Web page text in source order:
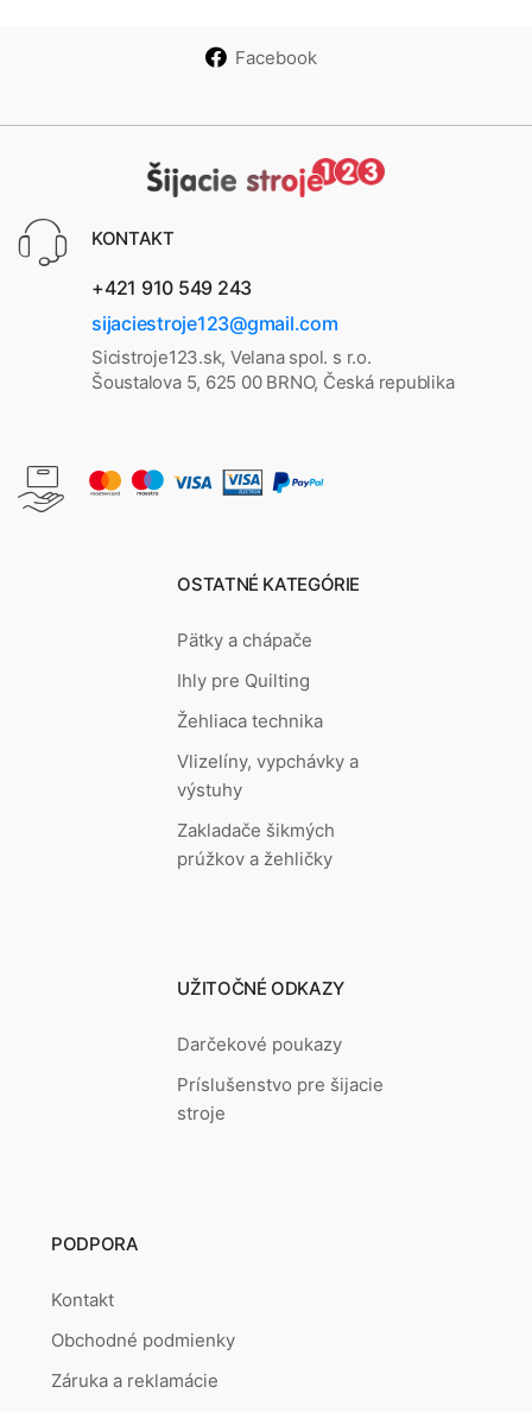
Facebook
KONTAKT
+421 910 549 243
sijaciestroje123@gmail.com
Sicistroje123.sk, Velana spol. s r.o.
Šoustalova 5, 625 00 BRNO, Česká republika
OSTATNÉ KATEGÓRIE
Pätky a chápače
Ihly pre Quilting
Žehliaca technika
Vlizelíny, vypchávky a
výstuhy
Zakladače šikmých
prúžkov a žehličky
UŽITOČNÉ ODKAZY
Darčekové poukazy
Príslušenstvo pre šijacie
stroje
PODPORA
Kontakt
Obchodné podmienky
Záruka a reklamácie